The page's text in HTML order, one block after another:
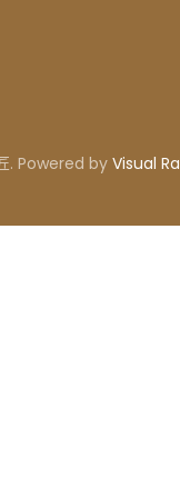
. Powered by Visual